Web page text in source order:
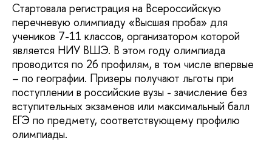
Стартовала регистрация на Всероссийскую
перечневую олимпиаду «Высшая проба» для
учеников 7-11 классов, организатором которой
является НИУ ВШЭ. В этом году олимпиада
проводится по 26 профилям, в том числе впервые
– по географии. Призеры получают льготы при
поступлении в российские вузы - зачисление без
вступительных экзаменов или максимальный балл
ЕГЭ по предмету, соответствующему профилю
олимпиады.